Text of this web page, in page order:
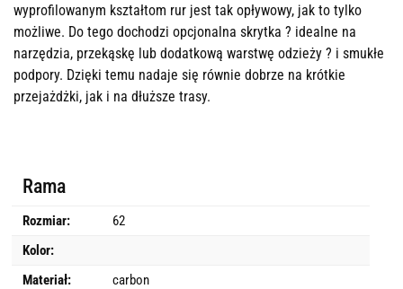
wyprofilowanym kształtom rur jest tak opływowy, jak to tylko
możliwe. Do tego dochodzi opcjonalna skrytka ? idealne na
narzędzia, przekąskę lub dodatkową warstwę odzieży ? i smukłe
podpory. Dzięki temu nadaje się równie dobrze na krótkie
przejażdżki, jak i na dłuższe trasy.
Rama
Rozmiar:
62
Kolor:
Materiał:
carbon